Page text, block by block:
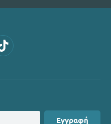
Εγγραφή